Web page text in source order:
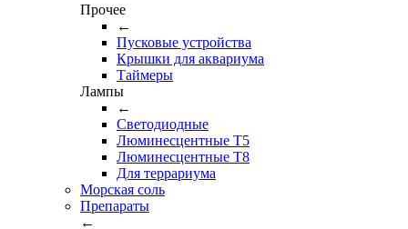
Прочее
←
Пусковые устройства
Крышки для аквариума
Таймеры
Лампы
←
Светодиодные
Люминесцентные Т5
Люминесцентные Т8
Для террариума
Морская соль
Препараты
←